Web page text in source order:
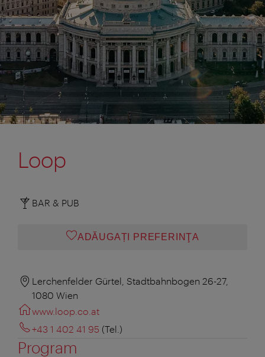
Loop
BAR & PUB
ADĂUGAȚI PREFERINŢA
Lerchenfelder Gürtel, Stadtbahnbogen 26-27,
1080 Wien
www.loop.co.at
+43 1 402 41 95 (Tel.)
Program